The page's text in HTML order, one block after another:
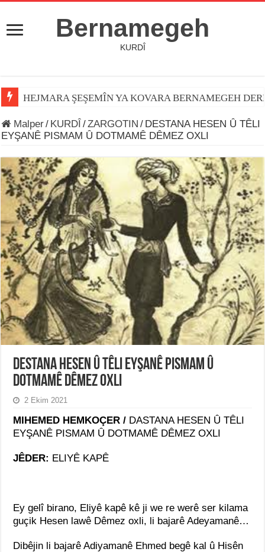
Bernamegeh
KURDÎ
HEJMARA ŞEŞEMÎN YA KOVARA BERNAMEGEH
Jiyana Osman Özçelik
Malper/ KURDÎ /ZARGOTIN / DESTANA HESEN Û TÊLI
EYŞANÊ PISMAM Û DOTMAMÊ DÊMEZ OXLI
DESTANA HESEN Û TÊLI EYŞANÊ PISMAM Û
DOTMAMÊ DÊMEZ OXLI
2 Ekim 2021
MIHEMED HEMKOÇER / DASTANA HESEN Û TÊLI
EYŞANÊ PISMAM Û DOTMAMÊ DÊMEZ OXLI
JÊDER: ELIYÊ KAPÊ
Ey gelî birano, Eliyê kapê kê ji we re werê ser kilama
guçik Hesen lawê Dêmez oxli, li bajarê Adeyamanê…
Dibêjin li bajarê Adiyamanê Ehmed begê kal û Hisên